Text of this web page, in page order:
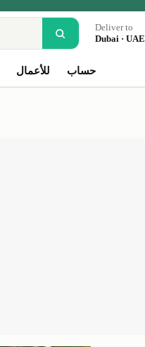
Deliver to
Dubai · UAE
للأعمال حساب